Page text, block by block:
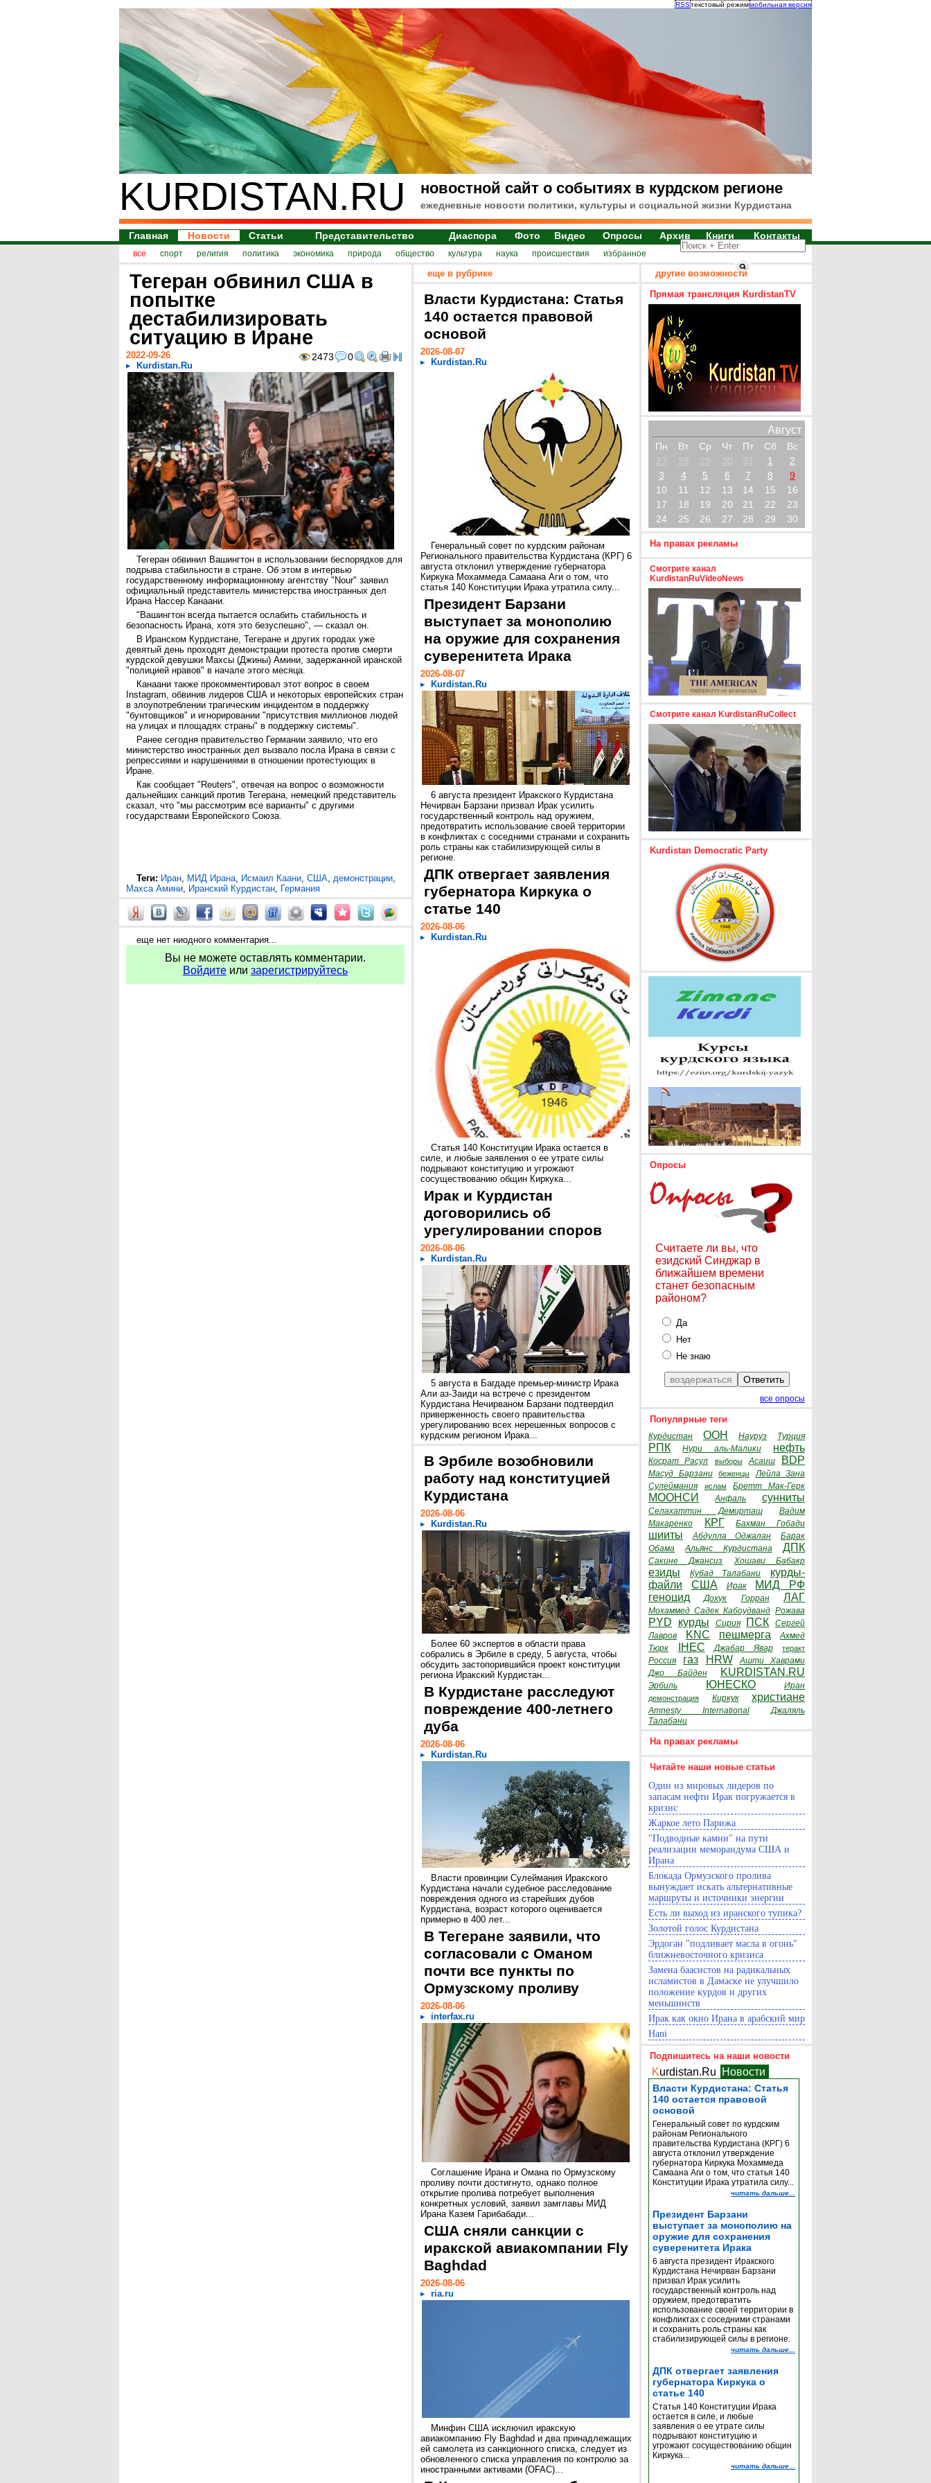
RSSтекстовый режиммобильная версия
KURDISTAN.RU новостной сайт о событиях в курдском регионе
ежедневные новости политики, культуры и социальной жизни Курдистана
Главная Новости Статьи Представительство Диаспора Фото Видео Опросы Архив Книги Контакты
все спорт религия политика экономика природа общество культура наука происшествия избранное
Тегеран обвинил США в
попытке
дестабилизировать
ситуацию в Иране
2473 0
2022-09-26
Kurdistan.Ru
Тегеран обвинил Вашингтон в использовании беспорядков для
подрыва стабильности в стране. Об этом в интервью
государственному информационному агентству "Nour" заявил
официальный представитель министерства иностранных дел
Ирана Нассер Канаани.
"Вашингтон всегда пытается ослабить стабильность и
безопасность Ирана, хотя это безуспешно", — сказал он.
В Иранском Курдистане, Тегеране и других городах уже
девятый день проходят демонстрации протеста против смерти
курдской девушки Махсы (Джины) Амини, задержанной иранской
"полицией нравов" в начале этого месяца.
Канаани также прокомментировал этот вопрос в своем
Instagram, обвинив лидеров США и некоторых европейских стран
в злоупотреблении трагическим инцидентом в поддержку
"бунтовщиков" и игнорировании "присутствия миллионов людей
на улицах и площадях страны" в поддержку системы".
Ранее сегодня правительство Германии заявило, что его
министерство иностранных дел вызвало посла Ирана в связи с
репрессиями и нарушениями в отношении протестующих в
Иране.
Как сообщает "Reuters", отвечая на вопрос о возможности
дальнейших санкций против Тегерана, немецкий представитель
сказал, что "мы рассмотрим все варианты" с другими
государствами Европейского Союза.
Теги: Иран, МИД Ирана, Исмаил Каани, США, демонстрации,
Махса Амини, Иранский Курдистан, Германия
еще нет ниодного комментария...
Вы не можете оставлять комментарии.
Войдите или зарегистрируйтесь
еще в рубрике
Власти Курдистана: Статья
140 остается правовой
основой
2026-08-07
Kurdistan.Ru
Генеральный совет по курдским районам
Регионального правительства Курдистана (КРГ) 6
августа отклонил утверждение губернатора
Киркука Мохаммеда Самаана Аги о том, что
статья 140 Конституции Ирака утратила силу...
Президент Барзани
выступает за монополию
на оружие для сохранения
суверенитета Ирака
2026-08-07
Kurdistan.Ru
6 августа президент Иракского Курдистана
Нечирван Барзани призвал Ирак усилить
государственный контроль над оружием,
предотвратить использование своей территории
в конфликтах с соседними странами и сохранить
роль страны как стабилизирующей силы в
регионе.
ДПК отвергает заявления
губернатора Киркука о
статье 140
2026-08-06
Kurdistan.Ru
Статья 140 Конституции Ирака остается в
силе, и любые заявления о ее утрате силы
подрывают конституцию и угрожают
сосуществованию общин Киркука...
Ирак и Курдистан
договорились об
урегулировании споров
2026-08-06
Kurdistan.Ru
5 августа в Багдаде премьер-министр Ирака
Али аз-Заиди на встрече с президентом
Курдистана Нечирваном Барзани подтвердил
приверженность своего правительства
урегулированию всех нерешенных вопросов с
курдским регионом Ирака...
В Эрбиле возобновили
работу над конституцией
Курдистана
2026-08-06
Kurdistan.Ru
Более 60 экспертов в области права
собрались в Эрбиле в среду, 5 августа, чтобы
обсудить застопорившийся проект конституции
региона Иракский Курдистан...
В Курдистане расследуют
повреждение 400-летнего
дуба
2026-08-06
Kurdistan.Ru
Власти провинции Сулеймания Иракского
Курдистана начали судебное расследование
повреждения одного из старейших дубов
Курдистана, возраст которого оценивается
примерно в 400 лет...
В Тегеране заявили, что
согласовали с Оманом
почти все пункты по
Ормузскому проливу
2026-08-06
interfax.ru
Соглашение Ирана и Омана по Ормузскому
проливу почти достигнуто, однако полное
открытие пролива потребует выполнения
конкретных условий, заявил замглавы МИД
Ирана Казем Гарибабади...
США сняли санкции с
иракской авиакомпании Fly
Baghdad
2026-08-06
ria.ru
Минфин США исключил иракскую
авиакомпанию Fly Baghdad и два принадлежащих
ей самолета из санкционного списка, следует из
обновленного списка управления по контролю за
иностранными активами (OFAC)...
другие возможности
Прямая трансляция KurdistanTV
Август
Пн Вт Ср Чт Пт Сб
Вс
27
28 29 30 31 1
2
3
4 5 6 7 8
9
10
11 12 13 14 15
16
17
18 19 20 21 22
23
24
25 26 27 28 29 30
На правах рекламы
Смотрите канал
KurdistanRuVideoNews
Смотрите канал KurdistanRuCollect
Kurdistan Democratic Party
Опросы
Считаете ли вы, что
езидский Синджар в
ближайшем времени
станет безопасным
районом?
Да
Нет
Не знаю
все опросы
Популярные теги
Курдистан ООН Науруз Турция
РПК Нури аль-Малики нефть
Косрат Расул выборы Асаиш BDP
Масуд Барзани беженцы
Лейла Зана
Сулеймания
ислам Бретт Мак-Герк
МООНСИ Анфаль сунниты
Селахаттин Демирташ
Вадим
Макаренко
КРГ Бахман Гобади
шииты Абдулла Оджалан
Барак
Обама
Альянс Курдистана ДПК
Сакине Джансиз Хошави Бабакр
езиды Кубад Талабани
курды-
файли
США Ирак
МИД РФ
геноцид
Дохук Горран ЛАГ
Мохаммед Садек Кабоудванд Рожава
PYD курды Сирия ПСК
Сергей
Лавров
KNC пешмерга
Ахмед
Тюрк
IHEC Джабар Явар теракт
Россия газ HRW
Ашти Хаврами
Джо Байден
KURDISTAN.RU
Эрбиль ЮНЕСКО Иран
демонстрация Киркук христиане
Amnesty International
Джаляль
Талабани
На правах рекламы
Читайте наши новые статьи
Один из мировых лидеров по
запасам нефти Ирак погружается в
кризис
Жаркое лето Парижа
"Подводные камни" на пути
реализации меморандума США и
Ирана
Блокада Ормузского пролива
вынуждает искать альтернативные
маршруты и источники энергии
Есть ли выход из иранского тупика?
Золотой голос Курдистана
Эрдоган "подливает масла в огонь"
ближневосточного кризиса
Замена баасистов на радикальных
исламистов в Дамаске не улучшило
положение курдов и других
меньшинств
Ирак как окно Ирана в арабский мир
Hani
Подпишитесь на наши новости
Kurdistan.Ru Новости
Власти Курдистана: Статья
140 остается правовой
основой
Генеральный совет по курдским
районам Регионального
правительства Курдистана (КРГ) 6
августа отклонил утверждение
губернатора Киркука Мохаммеда
Самаана Аги о том, что статья 140
Конституции Ирака утратила силу...
читать дальше...
Президент Барзани
выступает за монополию на
оружие для сохранения
суверенитета Ирака
6 августа президент Иракского
Курдистана Нечирван Барзани
призвал Ирак усилить
государственный контроль над
оружием, предотвратить
использование своей территории в
конфликтах с соседними странами
и сохранить роль страны как
стабилизирующей силы в регионе.
читать дальше...
ДПК отвергает заявления
губернатора Киркука о
статье 140
Статья 140 Конституции Ирака
остается в силе, и любые
заявления о ее утрате силы
подрывают конституцию и
угрожают сосуществованию общин
Киркука...
читать дальше...